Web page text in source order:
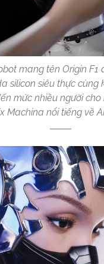
mang tên Origin F1
silicon siêu thực
mức nhiều người
Machina nổi tiếng về